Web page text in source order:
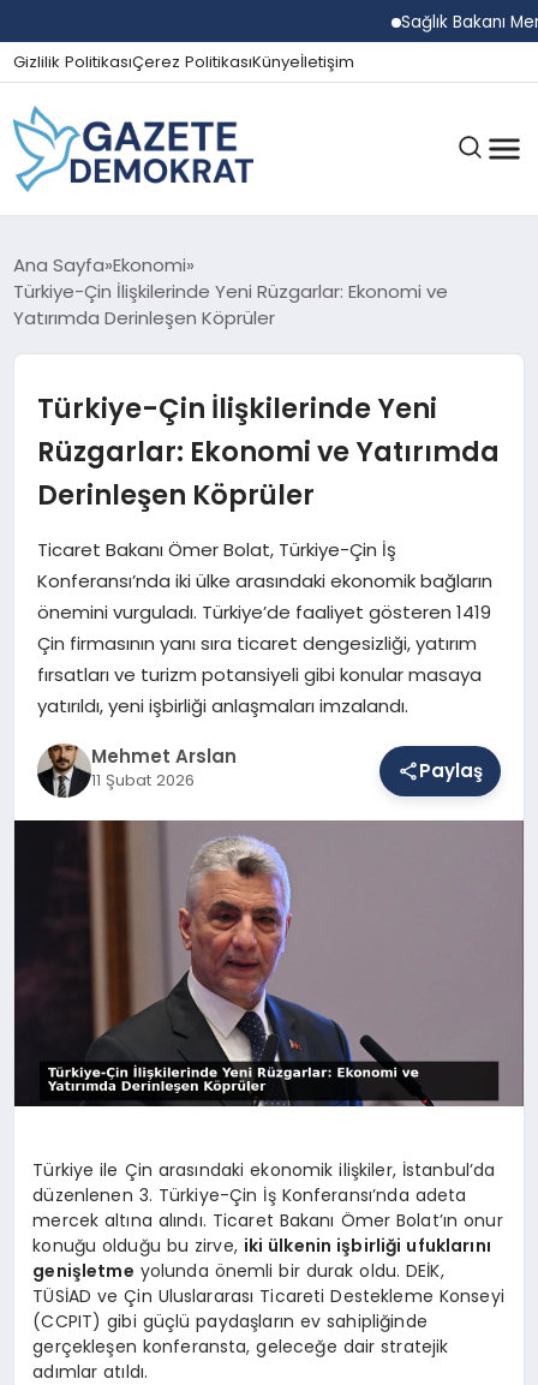
Sağlık Bakanı
Gizlilik PolitikasıÇerez PolitikasıKünyeİletişim
GÜNDEM
EKONOMI
SPOR
SAĞLIK
EĞITIM
DÜNYA
Ana Sayfa Ekonomi
Türkiye-Çin İlişkilerinde Yeni Rüzgarlar: Ekonomi ve
Yatırımda Derinleşen Köprüler
Türkiye-Çin İlişkilerinde Yeni
Rüzgarlar: Ekonomi ve Yatırımda
Derinleşen Köprüler
Ticaret Bakanı Ömer Bolat, Türkiye-Çin İş
Konferansı’nda iki ülke arasındaki ekonomik bağların
önemini vurguladı. Türkiye’de faaliyet gösteren 1419
Çin firmasının yanı sıra ticaret dengesizliği, yatırım
fırsatları ve turizm potansiyeli gibi konular masaya
yatırıldı, yeni işbirliği anlaşmaları imzalandı.
Mehmet Arslan
11 Şubat 2026 Paylaş
Türkiye ile Çin arasındaki ekonomik ilişkiler, İstanbul’da
düzenlenen 3. Türkiye-Çin İş Konferansı’nda adeta
mercek altına alındı. Ticaret Bakanı Ömer Bolat’ın onur
konuğu olduğu bu zirve, iki ülkenin işbirliği ufuklarını
genişletme yolunda önemli bir durak oldu. DEİK,
TÜSİAD ve Çin Uluslararası Ticareti Destekleme Konseyi
(CCPIT) gibi güçlü paydaşların ev sahipliğinde
gerçekleşen konferansta, geleceğe dair stratejik
adımlar atıldı.